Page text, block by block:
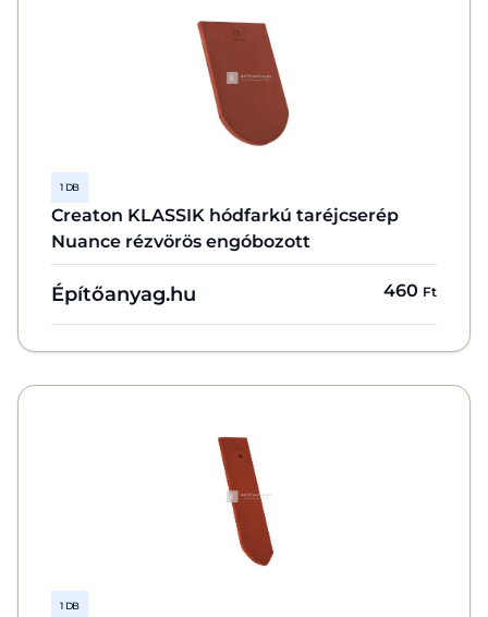
1 DB
Creaton KLASSIK hódfarkú taréjcserép
Nuance rézvörös engóbozott
Építőanyag.hu 460 Ft
1 DB